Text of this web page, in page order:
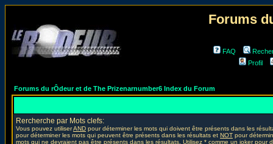
Forums
FAQ
Profil
Forums du rÔdeur et de The Prizenarnumber6 Index du Forum
Rercherche par Mots clefs:
Vous pouvez utiliserAND pour déterminer les mots qui doivent être présents dans les
pour déterminer les mots qui peuvent être présents dans les résultats et NOT pour
mots qui ne devraient pas être présents dans les résultats. Utilisez * comme un joker pour